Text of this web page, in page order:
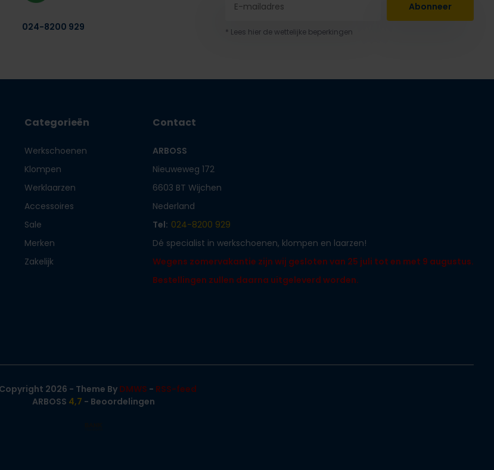
024-8200 929
Abonneer
* Lees hier de wettelijke beperkingen
Categorieën
Werkschoenen
Klompen
Werklaarzen
Accessoires
Sale
Merken
Zakelijk
Contact
ARBOSS
Nieuweweg 172
6603 BT Wijchen
Nederland
Tel: 024-8200 929
Dé specialist in werkschoenen, klompen en laarzen!
Wegens zomervakantie zijn wij gesloten van 25 juli tot en met 9 augustus.
Bestellingen zullen daarna uitgeleverd worden.
2026 - Theme ByDMWS - RSS-feed
ARBOSS 4,7 - Beoordelingen